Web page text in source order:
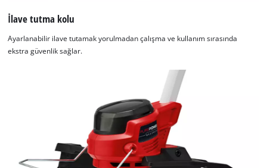
İlave tutma kolu
Ayarlanabilir ilave tutamak yorulmadan çalışma ve kullanım sırasında
ekstra güvenlik sağlar.